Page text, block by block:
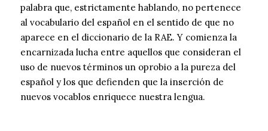
palabra que, estrictamente hablando, no pertenece
al vocabulario del español en el sentido de que no
aparece en el diccionario de la RAE. Y comienza la
encarnizada lucha entre aquellos que consideran el
uso de nuevos términos un oprobio a la pureza del
español y los que defienden que la inserción de
nuevos vocablos enriquece nuestra lengua.